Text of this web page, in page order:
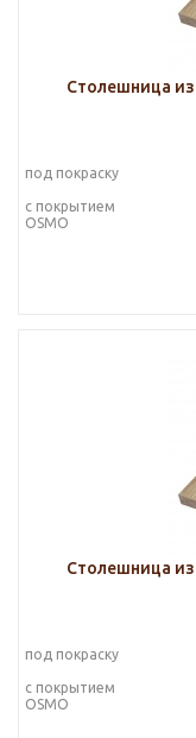
Столешница из
под покраску
с покрытием
OSMO
Столешница из
под покраску
с покрытием
OSMO